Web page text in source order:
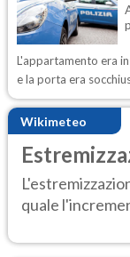
L'appartamento era
e la porta era
Wikimeteo
quale